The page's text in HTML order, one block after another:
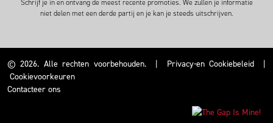
Schrijf je in en ontvang de meest recente promoties. We zullen je informatie
niet delen met een derde partij en je kan je steeds uitschrijven.
© 2026. Alle rechten voorbehouden. | Privacy-en Cookiebeleid
|
Cookievoorkeuren
Contacteer ons